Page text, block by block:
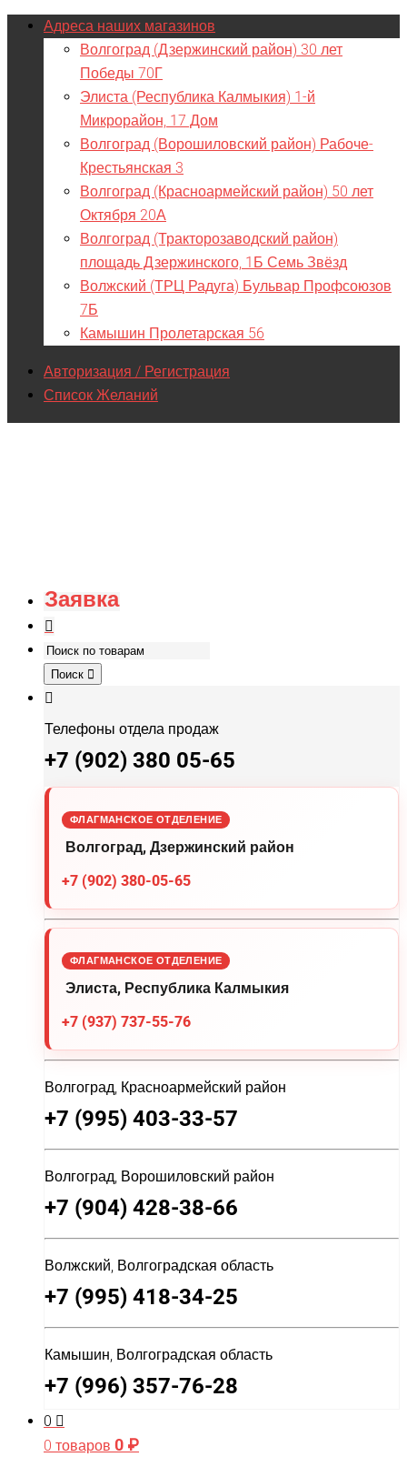
Адреса наших магазинов
Волгоград (Дзержинский район) 30 лет
Победы 70Г
Элиста (Республика Калмыкия) 1-й
Микрорайон, 17 Дом
Волгоград (Ворошиловский район) Рабоче-
Крестьянская 3
Волгоград (Красноармейский район) 50 лет
Октября 20А
Волгоград (Тракторозаводский район)
площадь Дзержинского, 1Б Семь Звёзд
Волжский (ТРЦ Радуга) Бульвар Профсоюзов
7Б
Камышин Пролетарская 56
Авторизация / Регистрация
Список Желаний
Заявка
Поиск
Телефоны отдела продаж
+7 (902) 380 05-65
ФЛАГМАНСКОЕ ОТДЕЛЕНИЕ
Волгоград, Дзержинский район
+7 (902) 380-05-65
ФЛАГМАНСКОЕ ОТДЕЛЕНИЕ
Элиста, Республика Калмыкия
+7 (937) 737-55-76
Волгоград, Красноармейский район
+7 (995) 403-33-57
Волгоград, Ворошиловский район
+7 (904) 428-38-66
Волжский, Волгоградская область
+7 (995) 418-34-25
Камышин, Волгоградская область
+7 (996) 357-76-28
0
0 товаров 0 ₽